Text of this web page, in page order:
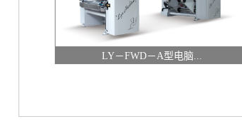
LY－FWD－A型电脑...